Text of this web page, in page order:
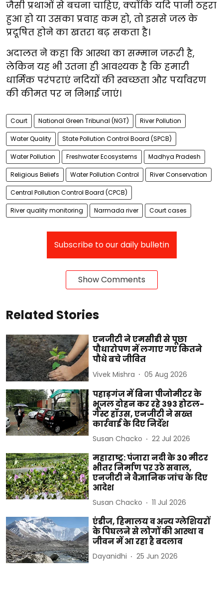
जैसी प्रथाओं से बचना चाहिए, क्योंकि यदि पानी ठहरा
हुआ हो या उसका प्रवाह कम हो, तो इससे जल के
प्रदूषित होने का खतरा बढ़ सकता है।
अदालत ने कहा कि आस्था का सम्मान जरूरी है,
लेकिन यह भी उतना ही आवश्यक है कि हमारी
धार्मिक परंपराएं नदियों की स्वच्छता और पर्यावरण
की कीमत पर न निभाई जाएं।
Court National Green Tribunal (NGT) River Pollution
Water Quality State Pollution Control Board (SPCB)
Water Pollution Freshwater Ecosystems Madhya Pradesh
Religious Beliefs Water Pollution Control River Conservation
Central Pollution Control Board (CPCB)
River quality monitoring Narmada river Court cases
Subscribe to our daily bulletin
Show Comments
Related Stories
एनजीटी ने एमसीडी से पूछा
पौधारोपण में लगाए गए कितने
पौधे बचे जीवित
Vivek Mishra 05 Aug 2026
पहाड़गंज में बिना पीजोमीटर के
भूजल दोहन कर रहे 393 होटल-
गेस्ट हॉउस, एनजीटी ने सख्त
कार्रवाई के दिए निर्देश
Susan Chacko 22 Jul 2026
महाराष्ट्र: पंजारा नदी के 30 मीटर
भीतर निर्माण पर उठे सवाल,
एनजीटी ने वैज्ञानिक जांच के दिए
आदेश
Susan Chacko 11 Jul 2026
एंडीज, हिमालय व अन्य ग्लेशियरों
के पिघलने से लोगों की आस्था व
जीवन में आ रहा है बदलाव
Dayanidhi 25 Jun 2026